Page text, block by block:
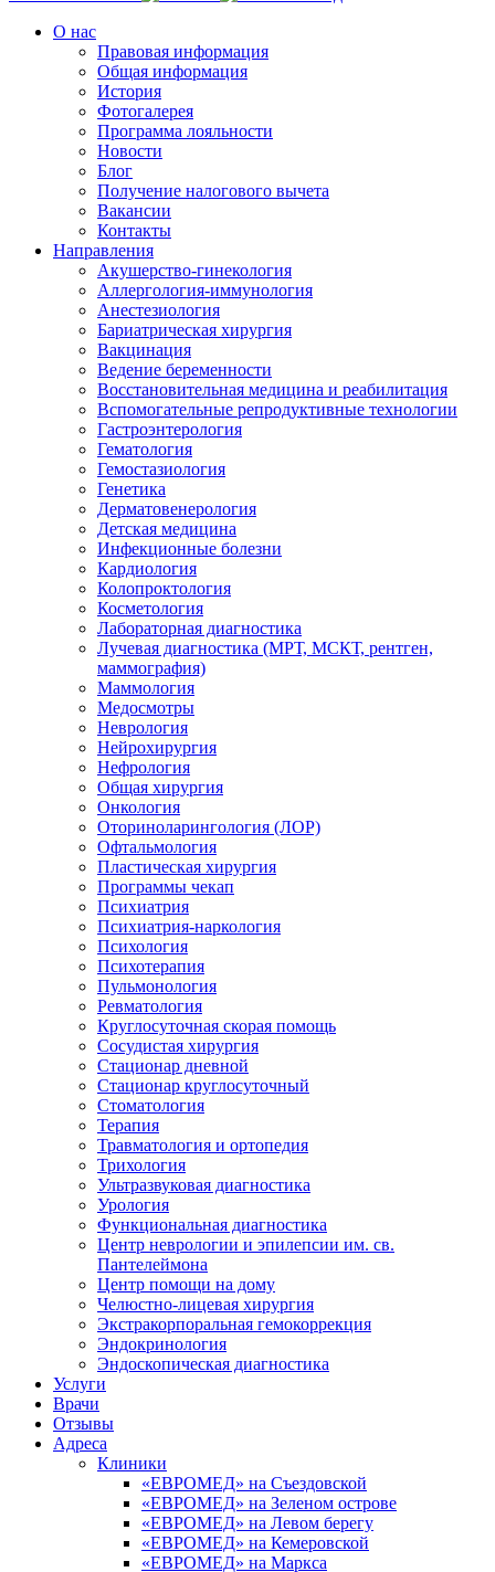
О нас
Правовая информация
Общая информация
История
Фотогалерея
Программа лояльности
Новости
Блог
Получение налогового вычета
Вакансии
Контакты
Направления
Акушерство-гинекология
Аллергология-иммунология
Анестезиология
Бариатрическая хирургия
Вакцинация
Ведение беременности
Восстановительная медицина и реабилитация
Вспомогательные репродуктивные технологии
Гастроэнтерология
Гематология
Гемостазиология
Генетика
Дерматовенерология
Детская медицина
Инфекционные болезни
Кардиология
Колопроктология
Косметология
Лабораторная диагностика
Лучевая диагностика (МРТ, МСКТ, рентген,
маммография)
Маммология
Медосмотры
Неврология
Нейрохирургия
Нефрология
Общая хирургия
Онкология
Оториноларингология (ЛОР)
Офтальмология
Пластическая хирургия
Программы чекап
Психиатрия
Психиатрия-наркология
Психология
Психотерапия
Пульмонология
Ревматология
Круглосуточная скорая помощь
Сосудистая хирургия
Стационар дневной
Стационар круглосуточный
Стоматология
Терапия
Травматология и ортопедия
Трихология
Ультразвуковая диагностика
Урология
Функциональная диагностика
Центр неврологии и эпилепсии им. св.
Пантелеймона
Центр помощи на дому
Челюстно-лицевая хирургия
Экстракорпоральная гемокоррекция
Эндокринология
Эндоскопическая диагностика
Услуги
Врачи
Отзывы
Адреса
Клиники
«ЕВРОМЕД» на Съездовской
«ЕВРОМЕД» на Зеленом острове
«ЕВРОМЕД» на Левом берегу
«ЕВРОМЕД» на Кемеровской
«ЕВРОМЕД» на Маркса